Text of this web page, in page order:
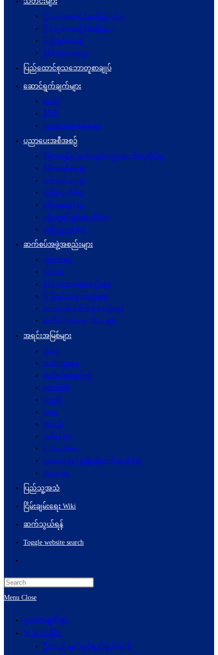
ငြိမ်းချမ်းရေးဆိုင်ရာ(ပြည်တွင်း)
ငြိမ်းချမ်းရေးဆိုင်ရာ(ပြည်ပ)
ပြည်တွင်းရေးရာ
နိုင်ငံတကာရေးရာ
ပြည်ထောင်စုသဘောတူစာချုပ်
ဆောင်ရွက်ချက်များ
ဓာတ်ပုံ
ဗွီဒီယို
ပညာပေးဆွေးနွေးမှုများ
ပညာပေးအစီအစဉ်
ဒီမိုကရေစီနှင့်ဖက်ဒရယ်တည်ဆောက်ရေးဆိုင်ရာ
ဒီမိုကရေစီရေးရာ
ဖက်ဒရယ်ရေးရာ
လုံခြုံရေးဆိုင်ရာ
ဖွံဖြိုးရေးဆိုင်ရာ
ပဋိပက္ခ‌ဖြေရှင်းရေးဆိုင်ရာ
ယုံကြည်မှုဆိုင်ရာ
ဆက်စပ်အဖွဲ့အစည်းများ
ကုလသမဂ္ဂ
ASEAN
နိုင်ငံတကာအဖွဲ့အစည်းများ
ပြည်တွင်းအဖွဲ့အစည်းများ
စေတနာ့ဝန်ထမ်းအဖွဲ့အစည်းများ
ဆက်စပ် Website URLs များ
အရင်းအမြစ်များ
ဥပဒေ
အသိပညာပေး
ဆက်စပ်စာအုပ်များ
ဆောင်းပါး
ဝတ္ထုတို
ကဗျာ
ကာတွန်း
အစီရင်ခံစာ
E-Newsletters
သုတေသနနှင့်ဖွံ့ဖြိုးတိုးတက်ရေးဆိုင်ရာ
Acronyms
ပြည်သူ့အသံ
ငြိမ်းချမ်းရေး Wiki
ဆက်သွယ်ရန်
Toggle website search
Menu Close
မူလစာမျက်နှာ
NCA သမိုင်း
ဦးတည်ချက်နှင့်ရည်ရွယ်ချက်